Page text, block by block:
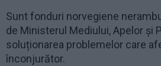
Sunt fonduri norvegiene
de Ministerul Mediului, Apelor și
soluționarea problemelor care
înconjurător.